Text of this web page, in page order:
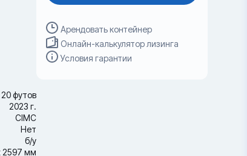
20 футов
2023 г.
CIMC
Нет
б/у
2597 мм
Арендовать контейнер
Онлайн-калькулятор лизинга
Условия гарантии